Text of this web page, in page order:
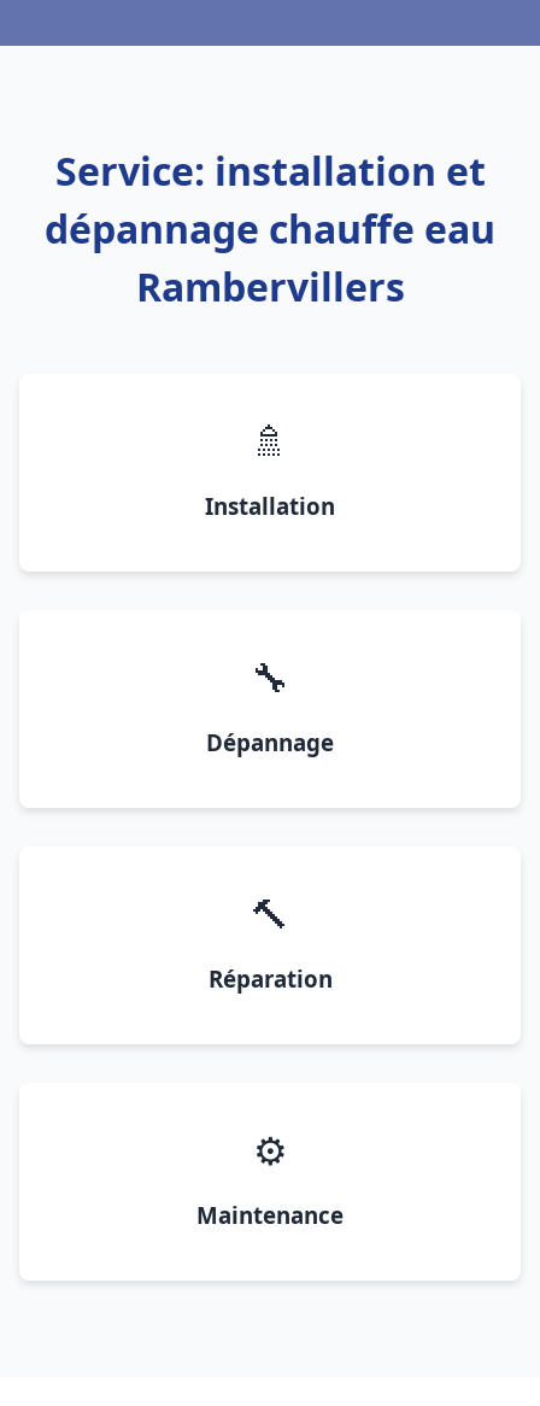
Service: installation et
dépannage chauffe eau
Rambervillers
🚿
Installation
🔧
Dépannage
🔨
Réparation
⚙️
Maintenance